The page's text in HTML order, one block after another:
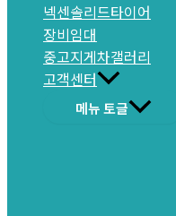
넥센솔리드타이어
장비임대
중고지게차갤러리
고객센터
메뉴 토글